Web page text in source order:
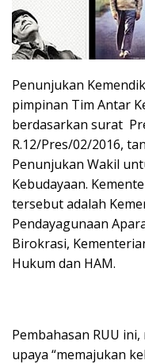
Penunjukan
pimpinan Tim Antar
berdasarkan surat
R.12/Pres/02/2016,
Penunjukan Wakil
Kebudayaan.
tersebut adalah
Pendayagunaan
Birokrasi,
Hukum dan HAM.
Pembahasan RUU
upaya “memajukan